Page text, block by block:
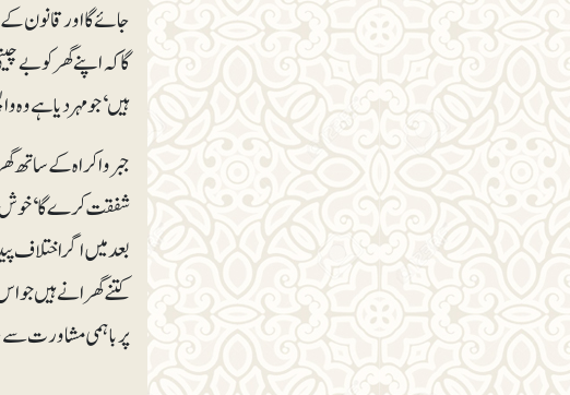
جائے گا اور قانون
گا کہ اپنے گھر کو بے
ہیں‘ جو مہر دیا ہے
جبر و اکراہ کے
شفقت کرے گا‘ خوش
بعد میں اگر اختلاف
کتنے گھرانے ہیں
پر باہمی مشاورت سے